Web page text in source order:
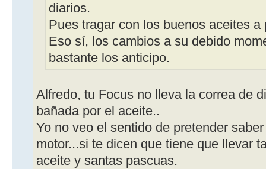
diarios.
Pues tragar con los buenos aceites a
Eso sí, los cambios a su debido
bastante los anticipo.
Alfredo, tu Focus no lleva la correa de
bañada por el aceite..
Yo no veo el sentido de pretender
motor...si te dicen que tiene que llevar
aceite y santas pascuas.